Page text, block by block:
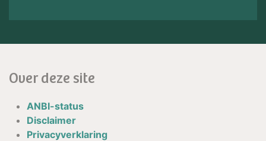
Over deze site
ANBI-status
Disclaimer
Privacyverklaring